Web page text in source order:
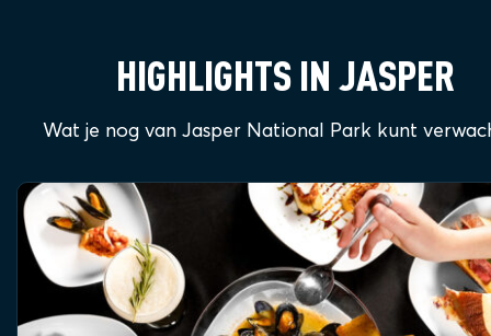
HIGHLIGHTS IN JASPER
Wat je nog van Jasper National Park kunt